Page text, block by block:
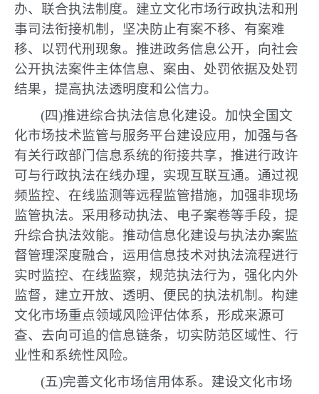
办、联合执法制度。建立文化市场行政执法和刑
事司法衔接机制，坚决防止有案不移、有案难
移、以罚代刑现象。推进政务信息公开，向社会
公开执法案件主体信息、案由、处罚依据及处罚
结果，提高执法透明度和公信力。
(四)推进综合执法信息化建设。加快全国文
化市场技术监管与服务平台建设应用，加强与各
有关行政部门信息系统的衔接共享，推进行政许
可与行政执法在线办理，实现互联互通。通过视
频监控、在线监测等远程监管措施，加强非现场
监管执法。采用移动执法、电子案卷等手段，提
升综合执法效能。推动信息化建设与执法办案监
督管理深度融合，运用信息技术对执法流程进行
实时监控、在线监察，规范执法行为，强化内外
监督，建立开放、透明、便民的执法机制。构建
文化市场重点领域风险评估体系，形成来源可
查、去向可追的信息链条，切实防范区域性、行
业性和系统性风险。
(五)完善文化市场信用体系。建设文化市场